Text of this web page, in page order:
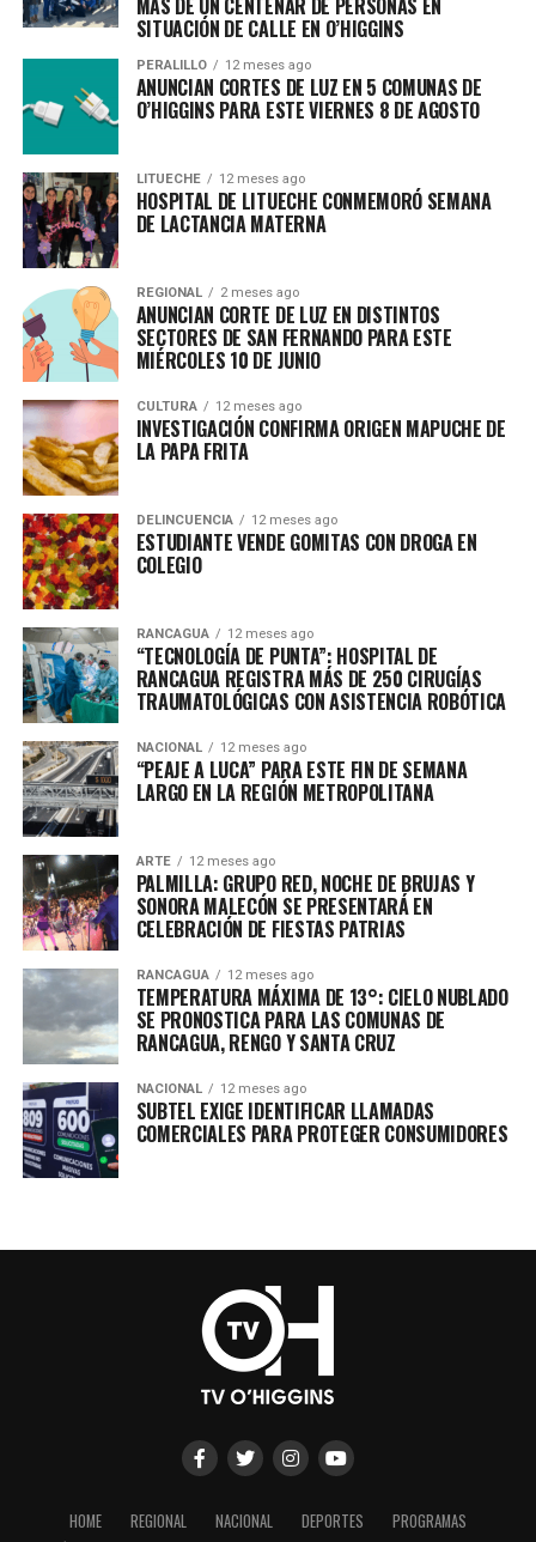
MÁS DE UN CENTENAR DE PERSONAS EN
SITUACIÓN DE CALLE EN O’HIGGINS
PERALILLO 12 meses ago
ANUNCIAN CORTES DE LUZ EN 5 COMUNAS DE
O’HIGGINS PARA ESTE VIERNES 8 DE AGOSTO
LITUECHE 12 meses ago
HOSPITAL DE LITUECHE CONMEMORÓ SEMANA
DE LACTANCIA MATERNA
REGIONAL 2 meses ago
ANUNCIAN CORTE DE LUZ EN DISTINTOS
SECTORES DE SAN FERNANDO PARA ESTE
MIÉRCOLES 10 DE JUNIO
CULTURA 12 meses ago
INVESTIGACIÓN CONFIRMA ORIGEN MAPUCHE DE
LA PAPA FRITA
DELINCUENCIA 12 meses ago
ESTUDIANTE VENDE GOMITAS CON DROGA EN
COLEGIO
RANCAGUA 12 meses ago
“TECNOLOGÍA DE PUNTA”: HOSPITAL DE
RANCAGUA REGISTRA MÁS DE 250 CIRUGÍAS
TRAUMATOLÓGICAS CON ASISTENCIA ROBÓTICA
NACIONAL 12 meses ago
“PEAJE A LUCA” PARA ESTE FIN DE SEMANA
LARGO EN LA REGIÓN METROPOLITANA
ARTE 12 meses ago
PALMILLA: GRUPO RED, NOCHE DE BRUJAS Y
SONORA MALECÓN SE PRESENTARÁ EN
CELEBRACIÓN DE FIESTAS PATRIAS
RANCAGUA 12 meses ago
TEMPERATURA MÁXIMA DE 13°: CIELO NUBLADO
SE PRONOSTICA PARA LAS COMUNAS DE
RANCAGUA, RENGO Y SANTA CRUZ
NACIONAL 12 meses ago
SUBTEL EXIGE IDENTIFICAR LLAMADAS
COMERCIALES PARA PROTEGER CONSUMIDORES
HOME REGIONAL NACIONAL DEPORTES
PROGRAMAS